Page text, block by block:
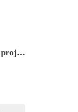
Forskellige typer projekter, hvor børn fotografer